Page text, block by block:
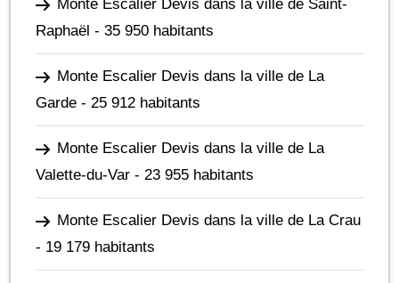
Monte Escalier Devis dans la ville de Saint-
Raphaël - 35 950 habitants
Monte Escalier Devis dans la ville de La
Garde - 25 912 habitants
Monte Escalier Devis dans la ville de La
Valette-du-Var - 23 955 habitants
Monte Escalier Devis dans la ville de La Crau
- 19 179 habitants